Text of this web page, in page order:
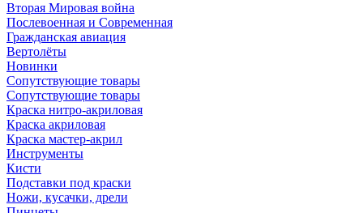
Вторая Мировая война
Послевоенная и Современная
Гражданская авиация
Вертолёты
Новинки
Сопутствующие товары
Сопутствующие товары
Краска нитро-акриловая
Краска акриловая
Краска мастер-акрил
Инструменты
Кисти
Подставки под краски
Ножи, кусачки, дрели